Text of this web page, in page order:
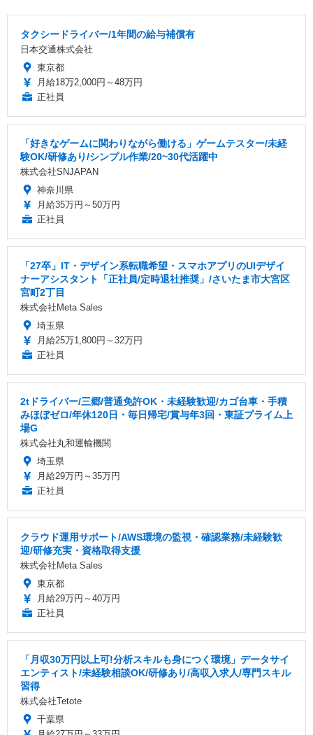
タクシードライバー/1年間の給与補償有
日本交通株式会社
東京都
月給18万2,000円～48万円
正社員
「好きなゲームに関わりながら働ける」ゲームテスター/未経
験OK/研修あり/シンプル作業/20~30代活躍中
株式会社SNJAPAN
神奈川県
月給35万円～50万円
正社員
「27卒」IT・デザイン系転職希望・スマホアプリのUIデザイ
ナーアシスタント「正社員/定時退社推奨」/さいたま市大宮区
宮町2丁目
株式会社Meta Sales
埼玉県
月給25万1,800円～32万円
正社員
2tドライバー/三郷/普通免許OK・未経験歓迎/カゴ台車・手積
みほぼゼロ/年休120日・毎日帰宅/賞与年3回・東証プライム上
場G
株式会社丸和運輸機関
埼玉県
月給29万円～35万円
正社員
クラウド運用サポート/AWS環境の監視・確認業務/未経験歓
迎/研修充実・資格取得支援
株式会社Meta Sales
東京都
月給29万円～40万円
正社員
「月収30万円以上可!分析スキルも身につく環境」データサイ
エンティスト/未経験相談OK/研修あり/高収入求人/専門スキル
習得
株式会社Tetote
千葉県